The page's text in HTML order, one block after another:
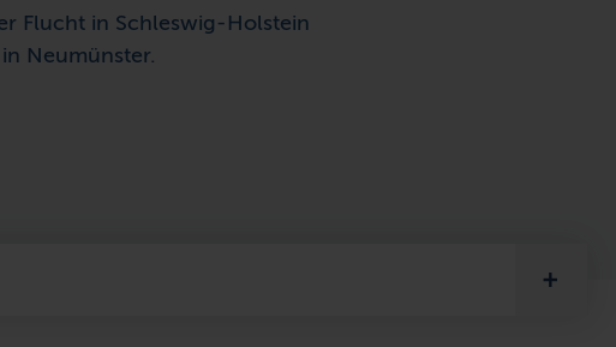
Flucht in Schleswig-Holstein
Neumünster.